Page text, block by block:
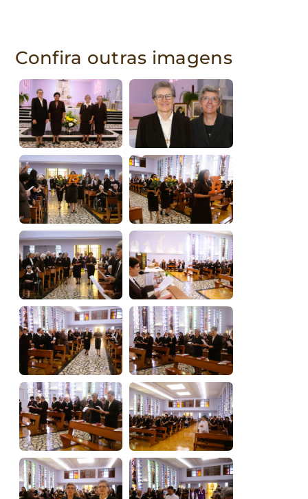
Confira outras imagens